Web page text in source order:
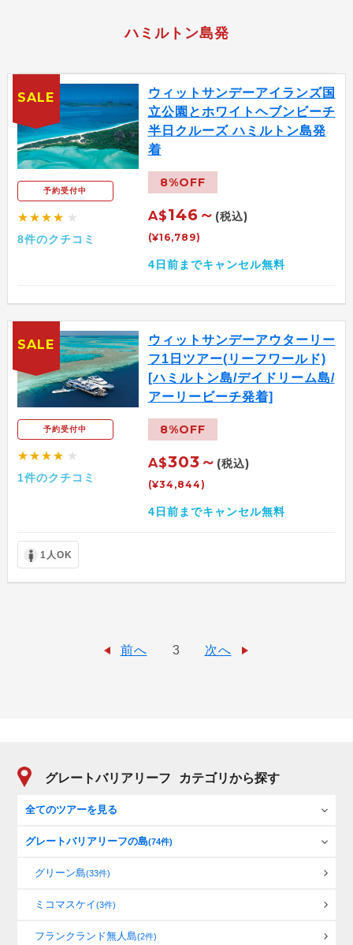
ハミルトン島発
予約受付中
★★★★ ★
8件のクチコミ
ウィットサンデーアイランズ国
立公園とホワイトヘブンビーチ
半日クルーズ ハミルトン島発
着
8%OFF
A$146～ (税込)
(¥16,789)
4日前までキャンセル無料
SALE
予約受付中
★★★★ ★
1件のクチコミ
ウィットサンデーアウターリー
フ1日ツアー(リーフワールド)
[ハミルトン島/デイドリーム島/
アーリービーチ発着]
8%OFF
A$303～ (税込)
(¥34,844)
4日前までキャンセル無料
1人OK
SALE
前へ 3 次へ
グレートバリアリーフ カテゴリから探す
全てのツアーを見る
グレートバリアリーフの島(74件)
グリーン島(33件)
ミコマスケイ(3件)
フランクランド無人島(2件)